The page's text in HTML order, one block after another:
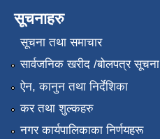
सूचनाहरु
सूचना तथा समाचार
सार्वजनिक खरीद /बोलपत्र सूचना
ऐन, कानुन तथा निर्देशिका
कर तथा शुल्कहरु
नगर कार्यपालिकाका निर्णयहरू